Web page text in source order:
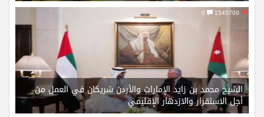
الشيخ محمد بن زايد الإمارات والأردن شريكان في العمل من
أجل الاستقرار والازدهار الإقليمي